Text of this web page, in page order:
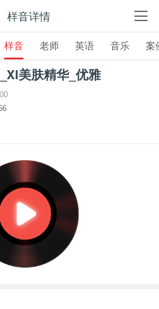
样音 老师 英语 音乐 案
样音详情
美肤精华_优雅